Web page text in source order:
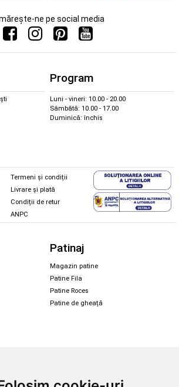
ne pe social media
Program
Luni - vineri: 10.00 - 20.00
Sâmbătă: 10.00 - 17.00
Duminică: închis
Termeni și condiții
Livrare și plată
Condiții de retur
ANPC
Patinaj
Magazin patine
Patine Fila
Patine Roces
Patine de gheață
Echipament snowboard